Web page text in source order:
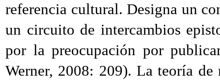
referencia cultural. Designa un
un circuito de intercambios
por la preocupación por
Werner, 2008: 209). La teoría